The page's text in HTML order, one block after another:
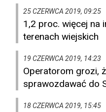
25 CZERWCA 2019, 09:25
1,2 proc. więcej na
terenach wiejskich
19 CZERWCA 2019, 14:23
Operatorom grozi,
sprawozdawać do
18 CZERWCA 2019, 15:45